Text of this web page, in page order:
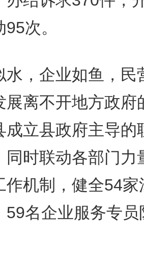
次。
，企业如鱼，民
展离不开地方政府
成立县政府主导的
同时联动各部门力
作机制，健全54家
59名企业服务专员